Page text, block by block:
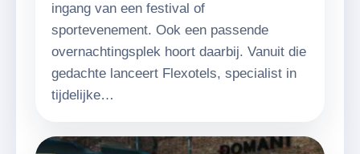
ingang van een festival of
sportevenement. Ook een passende
overnachtingsplek hoort daarbij. Vanuit die
gedachte lanceert Flexotels, specialist in
tijdelijke…